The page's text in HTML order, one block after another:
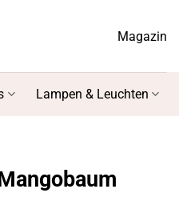
Magazin
Lampen & Leuchten